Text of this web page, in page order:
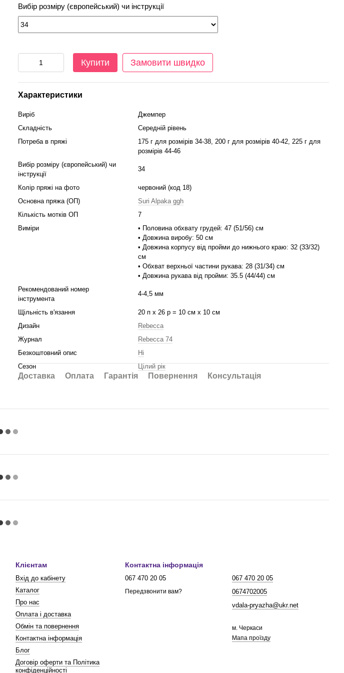
Вибір розміру (європейський) чи інструкції
Купити Замовити швидко
Характеристики
Виріб
Джемпер
Складність
Середній рівень
Потреба в пряжі
175 г для розмірів 34-38, 200 г для розмірів 40-42, 225 г для
розмірів 44-46
Вибір розміру (європейський) чи
інструкції
34
Колір пряжі на фото
червоний (код 18)
Основна пряжа (ОП)
Suri Alpaka ggh
Кількість мотків ОП
7
Виміри
• Половина обхвату грудей: 47 (51/56) см
• Довжина виробу: 50 см
• Довжина корпусу від пройми до нижнього краю: 32 (33/32)
см
• Обхват верхньої частини рукава: 28 (31/34) см
• Довжина рукава від пройми: 35.5 (44/44) см
Рекомендований номер
інструмента
4-4,5 мм
Щільність в'язання
20 п х 26 р = 10 см х 10 см
Дизайн
Rebecca
Журнал
Rebecca 74
Безкоштовний опис
Ні
Сезон
Цілий рік
Доставка Оплата Гарантія Повернення Консультація
Клієнтам
Вхід до кабінету
Каталог
Про нас
Оплата і доставка
Обмін та повернення
Контактна інформація
Блог
Договір оферти та Політика
конфіденційності
Контактна інформація
067 470 20 05
Передзвонити вам?
067 470 20 05
0674702005
vdala-pryazha@ukr.net
м. Черкаси
Мапа проїзду